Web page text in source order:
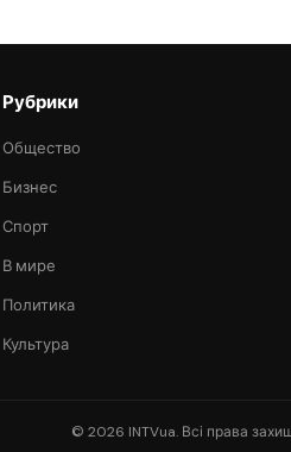
Рубрики
Общество
Бизнес
Спорт
В мире
Политика
Культура
© 2026 INTVua. Всі права